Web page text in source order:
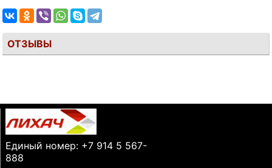
ОТЗЫВЫ
Единый номер: +7 914 5 567-
888